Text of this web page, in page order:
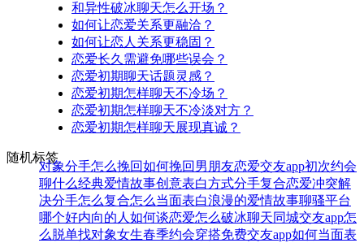
和异性破冰聊天怎么开场？
如何让恋爱关系更融洽？
如何让恋人关系更稳固？
恋爱长久需避免哪些误会？
恋爱初期聊天话题灵感？
恋爱初期怎样聊天不冷场？
恋爱初期怎样聊天不冷淡对方？
恋爱初期怎样聊天展现真诚？
随机标签
对象分手怎么挽回如何挽回男朋友恋爱交友app初次约会
聊什么经典爱情故事创意表白方式分手复合恋爱冲突解
决分手怎么复合怎么当面表白浪漫的爱情故事聊骚平台
哪个好内向的人如何谈恋爱怎么破冰聊天同城交友app怎
么脱单找对象女生春季约会穿搭免费交友app如何当面表